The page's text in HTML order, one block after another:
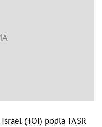
(TOI) podľa TASR